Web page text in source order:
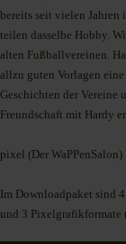
bereits seit vielen Jahren
teilen dasselbe Hobby.
alten Fußballvereinen.
allzu guten Vorlagen
Geschichten der Vereine
Freundschaft mit Hardy
pixel (Der WaPPenSalon)
Im Downloadpaket sind
und 3 Pixelgrafikformate